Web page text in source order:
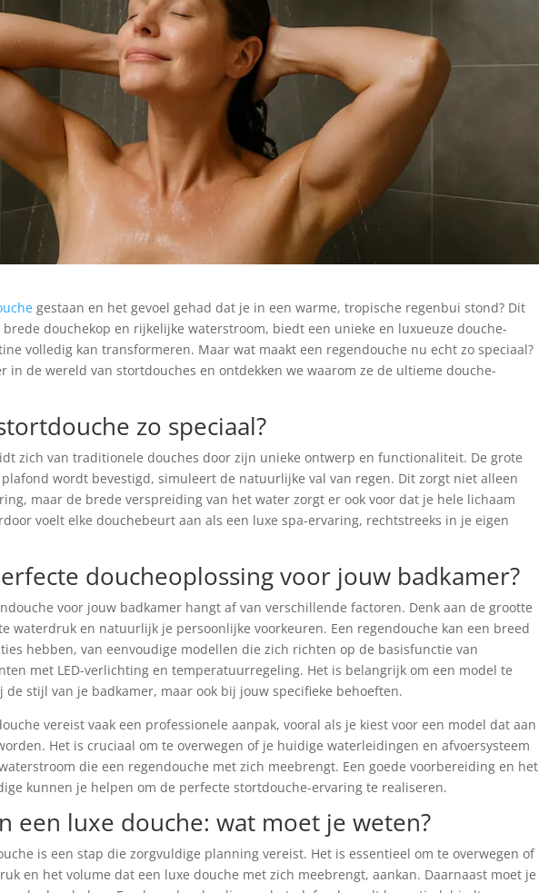
gestaan en het gevoel gehad dat je in een warme, tropische regenbui stond? Dit
douchekop en rijkelijke waterstroom, biedt een unieke en luxueuze douche-
volledig kan transformeren. Maar wat maakt een regendouche nu echt zo speciaal?
in de wereld van stortdouches en ontdekken we waarom ze de ultieme douche-
zo speciaal?
zich van traditionele douches door zijn unieke ontwerp en functionaliteit. De grote
wordt bevestigd, simuleert de natuurlijke val van regen. Dit zorgt niet alleen
maar de brede verspreiding van het water zorgt er ook voor dat je hele lichaam
voelt elke douchebeurt aan als een luxe spa-ervaring, rechtstreeks in je eigen
doucheoplossing voor jouw badkamer?
voor jouw badkamer hangt af van verschillende factoren. Denk aan de grootte
waterdruk en natuurlijk je persoonlijke voorkeuren. Een regendouche kan een breed
hebben, van eenvoudige modellen die zich richten op de basisfunctie van
met LED-verlichting en temperatuurregeling. Het is belangrijk om een model te
stijl van je badkamer, maar ook bij jouw specifieke behoeften.
vereist vaak een professionele aanpak, vooral als je kiest voor een model dat aan
Het is cruciaal om te overwegen of je huidige waterleidingen en afvoersysteem
die een regendouche met zich meebrengt. Een goede voorbereiding en het
kunnen je helpen om de perfecte stortdouche-ervaring te realiseren.
een luxe douche: wat moet je weten?
is een stap die zorgvuldige planning vereist. Het is essentieel om te overwegen of
en het volume dat een luxe douche met zich meebrengt, aankan. Daarnaast moet je